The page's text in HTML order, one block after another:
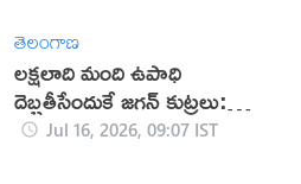
తెలంగాణ
లక్షలాది మంది ఉపాధి
దెబ్బతీసేందుకే జగన్ కుట్రలు:
యనమల
Jul 16, 2026, 09:07 IST